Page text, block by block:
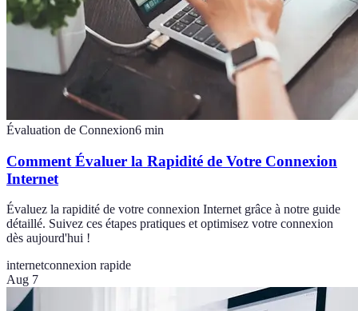
Évaluation de Connexion6 min
Comment Évaluer la Rapidité de Votre Connexion
Internet
Évaluez la rapidité de votre connexion Internet grâce à notre guide
détaillé. Suivez ces étapes pratiques et optimisez votre connexion
dès aujourd'hui !
internetconnexion rapide
Aug 7